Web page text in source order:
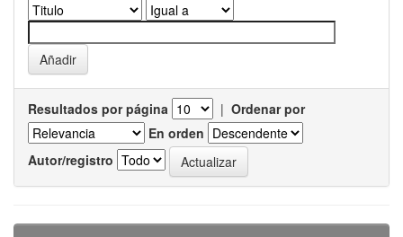
Resultados por página | Ordenar por
En orden
Autor/registro